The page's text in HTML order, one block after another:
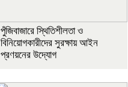
পুঁজিবাজারে স্থিতিশীলতা ও
বিনিয়োগকারীদের সুরক্ষায় আইন
প্রণয়নের উদ্যোগ